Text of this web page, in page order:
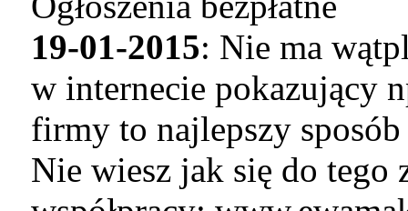
19-01-2015: Nie ma
w internecie pokazujący
firmy to najlepszy
Nie wiesz jak się do tego